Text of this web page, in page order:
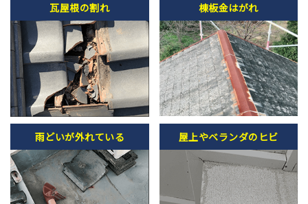
瓦屋根の割れ 棟板金はがれ
雨どいが外れている 屋上やベランダのヒビ